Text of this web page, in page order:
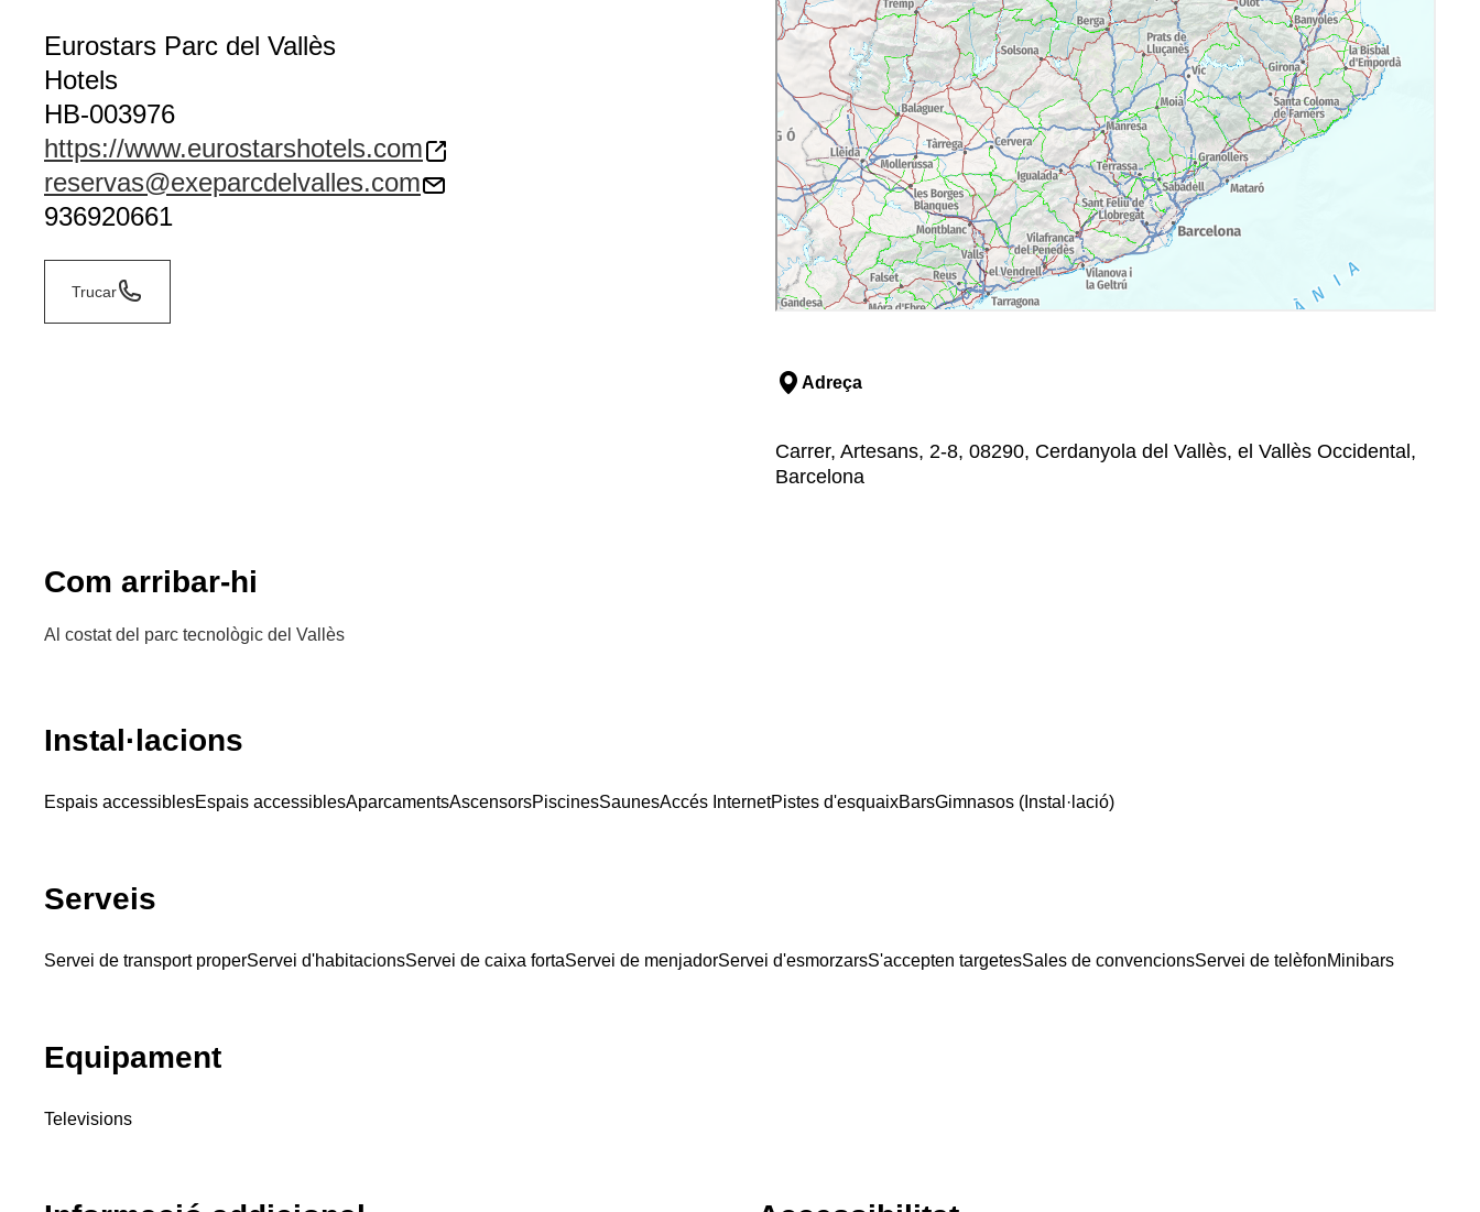
Eurostars Parc del Vallès
Hotels
HB-003976
https://www.eurostarshotels.com
reservas@exeparcdelvalles.com
936920661
Trucar
Adreça
Carrer, Artesans, 2-8, 08290, Cerdanyola del Vallès, el Vallès Occidental,
Barcelona
Com arribar-hi
Al costat del parc tecnològic del Vallès
Instal·lacions
Espais accessiblesEspais accessiblesAparcamentsAscensorsPiscinesSaunesAccés InternetPistes d'esquaixBarsGimnasos (Instal·lació)
Serveis
Servei de transport properServei d'habitacionsServei de caixa fortaServei de menjadorServei d'esmorzarsS'accepten targetesSales de convencionsServei de telèfonMinibars
Equipament
Televisions